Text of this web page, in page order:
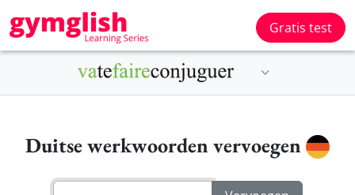
Gratis test
Duitse werkwoorden vervoegen